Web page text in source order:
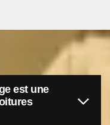
est une